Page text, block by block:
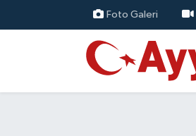
Foto Galeri